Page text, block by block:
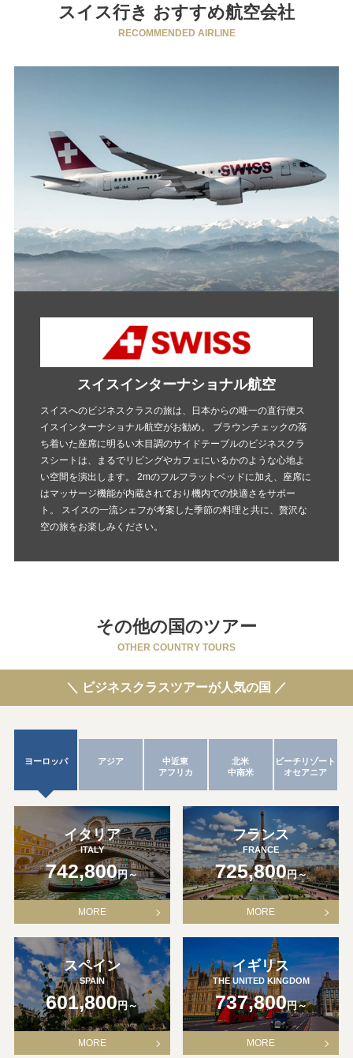
スイス行き おすすめ航空会社
RECOMMENDED AIRLINE
スイスインターナショナル航空
スイスへのビジネスクラスの旅は、日本からの唯一の直行便ス
イスインターナショナル航空がお勧め。 ブラウンチェックの落
ち着いた座席に明るい木目調のサイドテーブルのビジネスクラ
スシートは、まるでリビングやカフェにいるかのような心地よ
い空間を演出します。 2mのフルフラットベッドに加え、座席に
はマッサージ機能が内蔵されており機内での快適さをサポー
ト。 スイスの一流シェフが考案した季節の料理と共に、贅沢な
空の旅をお楽しみください。
その他の国のツアー
OTHER COUNTRY TOURS
＼ ビジネスクラスツアーが人気の国 ／
ヨーロッパ アジア
中近東
アフリカ
北米
中南米
ビーチリゾート
オセアニア
イタリア
ITALY
742,800円～
MORE
フランス
FRANCE
725,800円～
MORE
スペイン
SPAIN
601,800円～
MORE
イギリス
THE UNITED KINGDOM
737,800円～
MORE